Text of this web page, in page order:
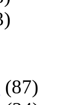
(87)